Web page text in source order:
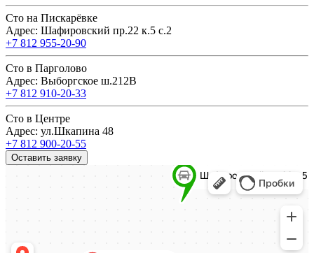
Сто на Пискарёвке
Адрес: Шафировский пр.22 к.5 с.2
+7 812 955-20-90
Сто в Парголово
Адрес: Выборгское ш.212В
+7 812 910-20-33
Сто в Центре
Адрес: ул.Шкапина 48
+7 812 900-20-55
Оставить заявку